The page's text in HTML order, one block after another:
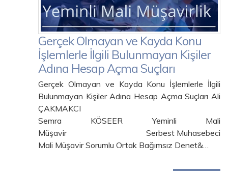
Gerçek Olmayan ve Kayda Konu
İşlemlerle İlgili Bulunmayan Kişiler
Adına Hesap Açma Suçları
Gerçek Olmayan ve Kayda Konu İşlemlerle İlgili
Bulunmayan Kişiler Adına Hesap Açma Suçları Ali
ÇAKMAKCI
Semra KÖSEER Yeminli Mali
Müşavir Serbest Muhasebeci
Mali Müşavir Sorumlu Ortak Bağımsız Denet&…